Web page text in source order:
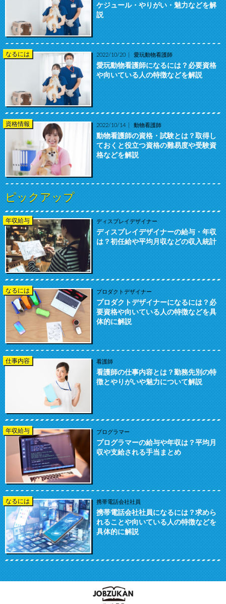
ケジュール・やりがい・魅力などを解
説
なるには 2022/10/20 愛玩動物看護師
愛玩動物看護師になるには？必要資格
や向いている人の特徴などを解説
資格情報 2022/10/14 動物看護師
動物看護師の資格・試験とは？取得し
ておくと役立つ資格の難易度や受験資
格などを解説
ピックアップ
年収給与 ディスプレイデザイナー
ディスプレイデザイナーの給与・年収
は？初任給や平均月収などの収入統計
なるには プロダクトデザイナー
プロダクトデザイナーになるには？必
要資格や向いている人の特徴などを具
体的に解説
仕事内容 看護師
看護師の仕事内容とは？勤務先別の特
徴とやりがいや魅力について解説
年収給与 プログラマー
プログラマーの給与や年収は？平均月
収や支給される手当まとめ
なるには 携帯電話会社社員
携帯電話会社社員になるには？求めら
れることや向いている人の特徴などを
具体的に解説